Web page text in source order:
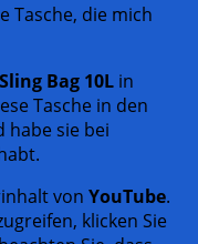
Tasche, die mich
Bag 10L in
Tasche in den
habe sie bei
von YouTube.
klicken Sie